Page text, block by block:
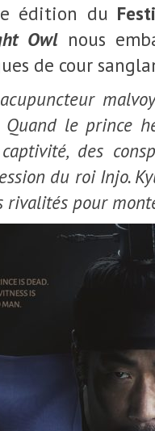
édition du
Owlnous
de cour
le prince
des
du roi Injo.
rivalités pour